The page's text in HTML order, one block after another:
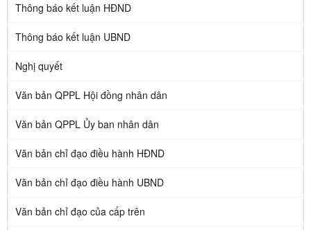
Thông báo kết luận HĐND
Thông báo kết luận UBND
Nghị quyết
Văn bản QPPL Hội đồng nhân dân
Văn bản QPPL Ủy ban nhân dân
Văn bản chỉ đạo điều hành HĐND
Văn bản chỉ đạo điều hành UBND
Văn bản chỉ đạo của cấp trên